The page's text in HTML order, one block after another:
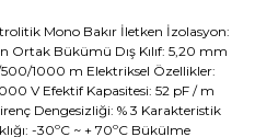
Mono Bakır İletken İzolasyon:
Ortak Bükümü Dış Kılıf: 5,20 mm
1000 m Elektriksel Özellikler:
V Efektif Kapasitesi: 52 pF / m
Dengesizliği: % 3 Karakteristik
-30ºC ~ + 70ºC Bükülme